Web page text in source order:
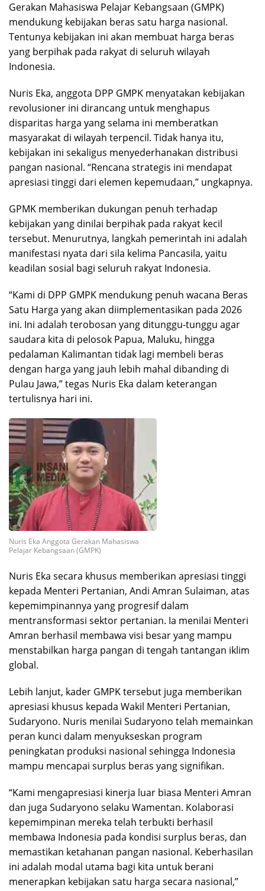
Gerakan Mahasiswa Pelajar Kebangsaan (GMPK)
mendukung kebijakan beras satu harga nasional.
Tentunya kebijakan ini akan membuat harga beras
yang berpihak pada rakyat di seluruh wilayah
Indonesia.
Nuris Eka, anggota DPP GMPK menyatakan kebijakan
revolusioner ini dirancang untuk menghapus
disparitas harga yang selama ini memberatkan
masyarakat di wilayah terpencil. Tidak hanya itu,
kebijakan ini sekaligus menyederhanakan distribusi
pangan nasional. “Rencana strategis ini mendapat
apresiasi tinggi dari elemen kepemudaan,” ungkapnya.
GPMK memberikan dukungan penuh terhadap
kebijakan yang dinilai berpihak pada rakyat kecil
tersebut. Menurutnya, langkah pemerintah ini adalah
manifestasi nyata dari sila kelima Pancasila, yaitu
keadilan sosial bagi seluruh rakyat Indonesia.
“Kami di DPP GMPK mendukung penuh wacana Beras
Satu Harga yang akan diimplementasikan pada 2026
ini. Ini adalah terobosan yang ditunggu-tunggu agar
saudara kita di pelosok Papua, Maluku, hingga
pedalaman Kalimantan tidak lagi membeli beras
dengan harga yang jauh lebih mahal dibanding di
Pulau Jawa,” tegas Nuris Eka dalam keterangan
tertulisnya hari ini.
Nuris Eka Anggota Gerakan Mahasiswa
Pelajar Kebangsaan (GMPK)
Nuris Eka secara khusus memberikan apresiasi tinggi
kepada Menteri Pertanian, Andi Amran Sulaiman, atas
kepemimpinannya yang progresif dalam
mentransformasi sektor pertanian. Ia menilai Menteri
Amran berhasil membawa visi besar yang mampu
menstabilkan harga pangan di tengah tantangan iklim
global.
Lebih lanjut, kader GMPK tersebut juga memberikan
apresiasi khusus kepada Wakil Menteri Pertanian,
Sudaryono. Nuris menilai Sudaryono telah memainkan
peran kunci dalam menyukseskan program
peningkatan produksi nasional sehingga Indonesia
mampu mencapai surplus beras yang signifikan.
“Kami mengapresiasi kinerja luar biasa Menteri Amran
dan juga Sudaryono selaku Wamentan. Kolaborasi
kepemimpinan mereka telah terbukti berhasil
membawa Indonesia pada kondisi surplus beras, dan
memastikan ketahanan pangan nasional. Keberhasilan
ini adalah modal utama bagi kita untuk berani
menerapkan kebijakan satu harga secara nasional,”